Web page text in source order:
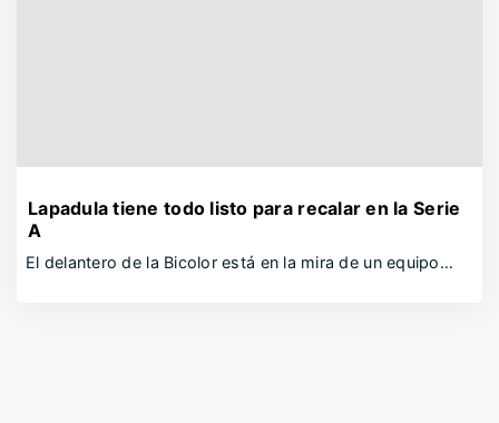
Lapadula tiene todo listo para recalar en la Serie
A
El delantero de la Bicolor está en la mira de un equipo…